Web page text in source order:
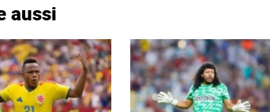
aussi